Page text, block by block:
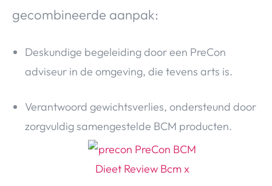
gecombineerde aanpak:
Deskundige begeleiding door een PreCon
adviseur in de omgeving, die tevens arts is.
Verantwoord gewichtsverlies, ondersteund door
zorgvuldig samengestelde BCM producten.